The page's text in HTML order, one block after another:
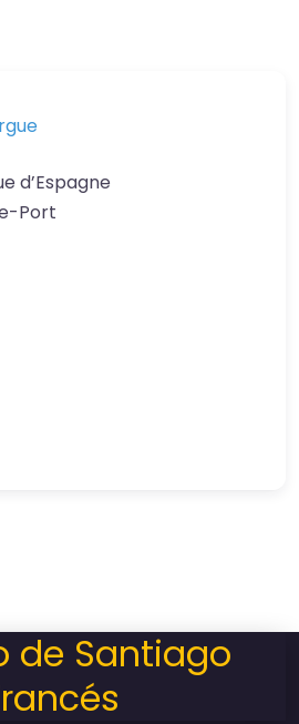
d’Espagne
Port
de Santiago